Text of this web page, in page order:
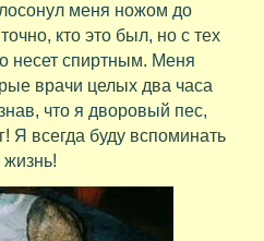
меня ножом до
кто это был, но с тех
несет спиртным. Меня
врачи целых два часа
что я дворовый пес,
Я всегда буду вспоминать